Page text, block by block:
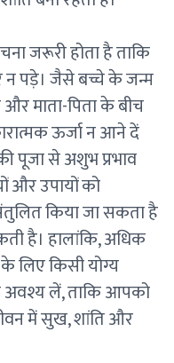
जरूरी होता है ताकि
न पड़े। जैसे बच्चे के जन्म
माता-पिता के बीच
ऊर्जा न आने दें
पूजा से अशुभ प्रभाव
और उपायों को
किया जा सकता है
है। हालांकि, अधिक
लिए किसी योग्य
अवश्य लें, ताकि आपको
में सुख, शांति और